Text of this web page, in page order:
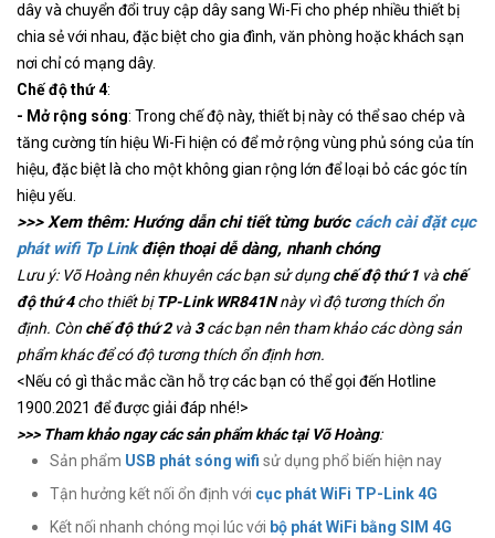
dây và chuyển đổi truy cập dây sang Wi-Fi cho phép nhiều thiết bị
chia sẻ với nhau, đặc biệt cho gia đình, văn phòng hoặc khách sạn
nơi chỉ có mạng dây.
Chế độ thứ 4:
- Mở rộng sóng: Trong chế độ này, thiết bị này có thể sao chép và
tăng cường tín hiệu Wi-Fi hiện có để mở rộng vùng phủ sóng của tín
hiệu, đặc biệt là cho một không gian rộng lớn để loại bỏ các góc tín
hiệu yếu.
>>> Xem thêm: Hướng dẫn chi tiết từng bước cách cài đặt cục
phát wifi Tp Linkđiện thoại dễ dàng, nhanh chóng
Lưu ý: Võ Hoàng nên khuyên các bạn sử dụngchế độ thứ 1 và chế
độ thứ 4cho thiết bịTP-Link WR841Nnày vì độ tương thích ổn
định. Còn chế độ thứ 2và 3các bạn nên tham khảo các dòng sản
phẩm khác để có độ tương thích ổn định hơn.
<Nếu có gì thắc mắc cần hỗ trợ các bạn có thể gọi đến Hotline
1900.2021 để được giải đáp nhé!>
>>> Tham khảo ngay các sản phẩm khác tại Võ Hoàng:
Sản phẩm USB phát sóng wifi sử dụng phổ biến hiện nay
Tận hưởng kết nối ổn định với cục phát WiFi TP-Link 4G
Kết nối nhanh chóng mọi lúc với bộ phát WiFi bằng SIM 4G